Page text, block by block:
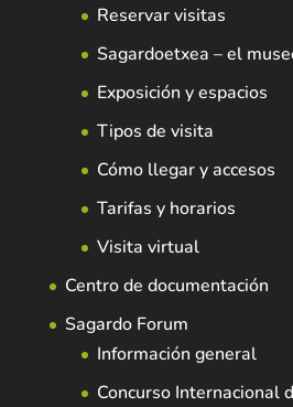
Reservar visitas
Sagardoetxea – el
Exposición y espacios
Tipos de visita
Cómo llegar y accesos
Tarifas y horarios
Visita virtual
Centro de documentación
Sagardo Forum
Información general
Concurso Internacional